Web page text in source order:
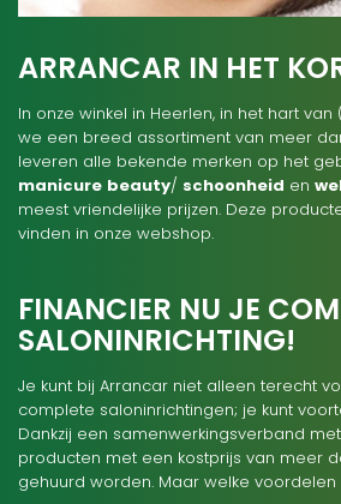
ARRANCAR IN HET
In onze winkel in Heerlen, in het hart van
we een breed assortiment van meer
leveren alle bekende merken op het
manicure beauty/ schoonheid en
meest vriendelijke prijzen. Deze
vinden in onze webshop.
FINANCIER NU JE
SALONINRICHTING!
Je kunt bij Arrancar niet alleen terecht
complete saloninrichtingen; je kunt
Dankzij een samenwerkingsverband
producten met een kostprijs van meer
gehuurd worden. Maar welke